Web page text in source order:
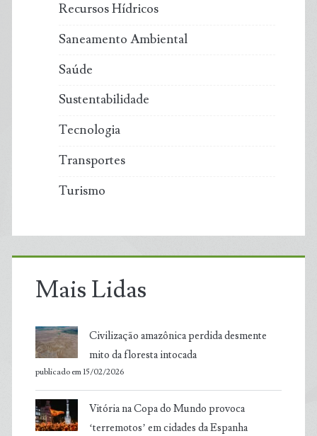
Recursos Hídricos
Saneamento Ambiental
Saúde
Sustentabilidade
Tecnologia
Transportes
Turismo
Mais Lidas
Civilização amazônica perdida desmente
mito da floresta intocada
publicado em 15/02/2026
Vitória na Copa do Mundo provoca
‘terremotos’ em cidades da Espanha